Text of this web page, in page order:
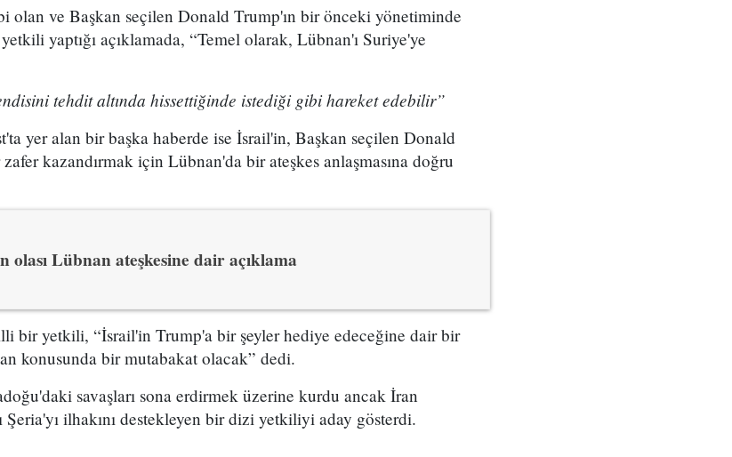
olan ve Başkan seçilen Donald Trump'ın bir önceki yönetiminde
yaptığı açıklamada, “Temel olarak, Lübnan'ı Suriye'ye
tehdit altında hissettiğinde istediği gibi hareket edebilir”
yer alan bir başka haberde ise İsrail'in, Başkan seçilen Donald
kazandırmak için Lübnan'da bir ateşkes anlaşmasına doğru
olası Lübnan ateşkesine dair açıklama
bir yetkili, “İsrail'in Trump'a bir şeyler hediye edeceğine dair bir
konusunda bir mutabakat olacak” dedi.
savaşları sona erdirmek üzerine kurdu ancak İran
ilhakını destekleyen bir dizi yetkiliyi aday gösterdi.